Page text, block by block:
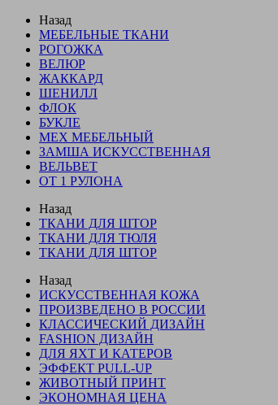
Назад
МЕБЕЛЬНЫЕ ТКАНИ
РОГОЖКА
ВЕЛЮР
ЖАККАРД
ШЕНИЛЛ
ФЛОК
БУКЛЕ
МЕХ МЕБЕЛЬНЫЙ
ЗАМША ИСКУССТВЕННАЯ
ВЕЛЬВЕТ
ОТ 1 РУЛОНА
Назад
ТКАНИ ДЛЯ ШТОР
ТКАНИ ДЛЯ ТЮЛЯ
ТКАНИ ДЛЯ ШТОР
Назад
ИСКУССТВЕННАЯ КОЖА
ПРОИЗВЕДЕНО В РОССИИ
КЛАССИЧЕСКИЙ ДИЗАЙН
FASHION ДИЗАЙН
ДЛЯ ЯХТ И КАТЕРОВ
ЭФФЕКТ PULL-UP
ЖИВОТНЫЙ ПРИНТ
ЭКОНОМНАЯ ЦЕНА